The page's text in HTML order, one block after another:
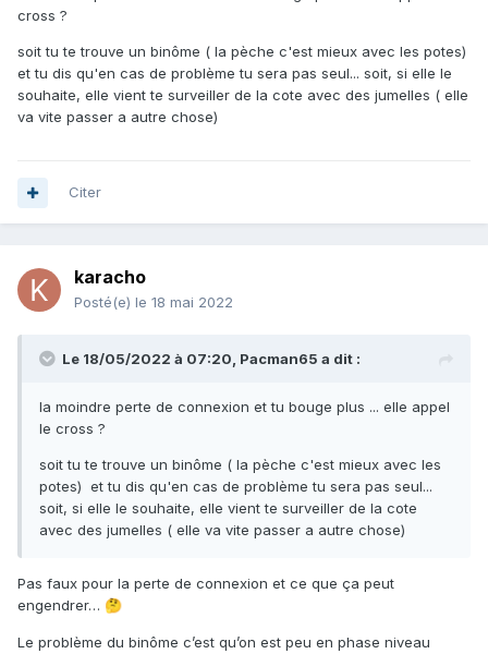
cross ?
soit tu te trouve un binôme ( la pèche c'est mieux avec les potes)
et tu dis qu'en cas de problème tu sera pas seul... soit, si elle le
souhaite, elle vient te surveiller de la cote avec des jumelles ( elle
va vite passer a autre chose)
Citer
karacho
Posté(e) le 18 mai 2022
Le 18/05/2022 à 07:20, Pacman65 a dit :
la moindre perte de connexion et tu bouge plus ... elle appel
le cross ?
soit tu te trouve un binôme ( la pèche c'est mieux avec les
potes) et tu dis qu'en cas de problème tu sera pas seul...
soit, si elle le souhaite, elle vient te surveiller de la cote
avec des jumelles ( elle va vite passer a autre chose)
Pas faux pour la perte de connexion et ce que ça peut
engendrer… 🤔
Le problème du binôme c’est qu’on est peu en phase niveau